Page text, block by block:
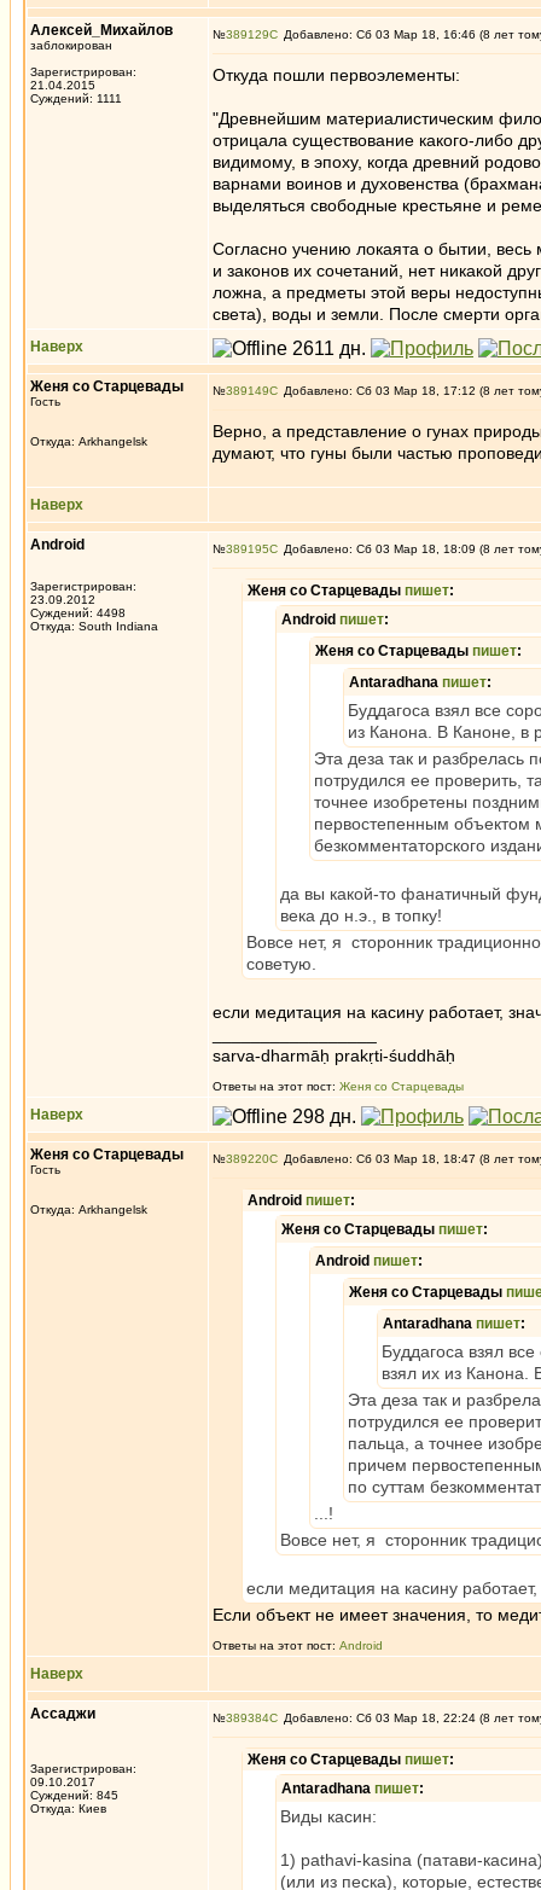
Алексей_Михайлов
заблокирован
Зарегистрирован:
21.04.2015
Суждений: 1111
№389129 Добавлено: Сб 03 Мар 18, 16:46 (8 лет
Откуда пошли первоэлементы:
"Древнейшим материалистическим
отрицала существование какого-либо
видимому, в эпоху, когда древний
варнами воинов и духовенства
выделяться свободные крестьяне и
Согласно учению локаята о бытии,
и законов их сочетаний, нет никакой
ложна, а предметы этой веры
света), воды и земли. После смерти
Наверх
Женя со Старцевады
Гость
Откуда: Arkhangelsk
№389149 Добавлено: Сб 03 Мар 18, 17:12 (8 лет
Верно, а представление о гунах
думают, что гуны были частью
Наверх
Android
Зарегистрирован:
23.09.2012
Суждений: 4498
Откуда: South Indiana
№389195 Добавлено: Сб 03 Мар 18, 18:09 (8 лет
Женя со Старцевады пишет:
Android пишет:
Женя со Старцевады пишет:
Antaradhana пишет:
Буддагоса взял все
из Канона. В Каноне, в
Эта деза так и разбрелась
потрудился ее проверить,
точнее изобретены
первостепенным объектом
безкомментаторского
да вы какой-то фанатичный
века до н.э., в топку!
Вовсе нет, я сторонник
советую.
если медитация на касину работает,
sarva-dharmāḥ prakṛti-śuddhāḥ
Ответы на этот пост: Женя со Старцевады
Наверх
Женя со Старцевады
Гость
Откуда: Arkhangelsk
№389220 Добавлено: Сб 03 Мар 18, 18:47 (8 лет
Android пишет:
Женя со Старцевады пишет:
Android пишет:
Женя со Старцевады
Antaradhana пишет:
Буддагоса взял
взял их из Канона.
Эта деза так и
потрудился ее
пальца, а точнее
причем
по суттам
...!
Вовсе нет, я сторонник
если медитация на касину
Если объект не имеет значения, то
Ответы на этот пост: Android
Наверх
Ассаджи
Зарегистрирован:
09.10.2017
Суждений: 845
Откуда: Киев
№389384 Добавлено: Сб 03 Мар 18, 22:24 (8 лет
Женя со Старцевады пишет:
Antaradhana пишет:
Виды касин:
1) pathavi-kasina (патави-
(или из песка), которые,